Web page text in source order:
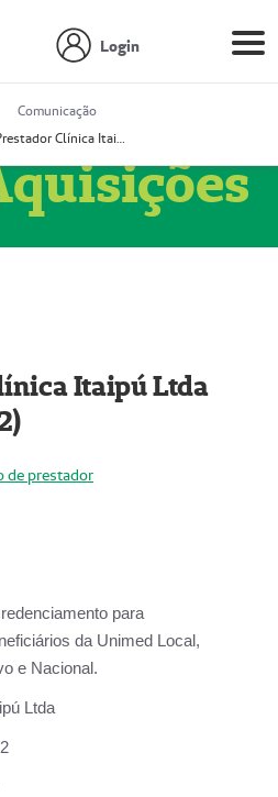
Login
Comunicação
Prestador Clínica Itaipú Ltda (51004348-2)
Itaipú Ltda
de prestador
para
da Unimed Local,
e Nacional.
Ltda